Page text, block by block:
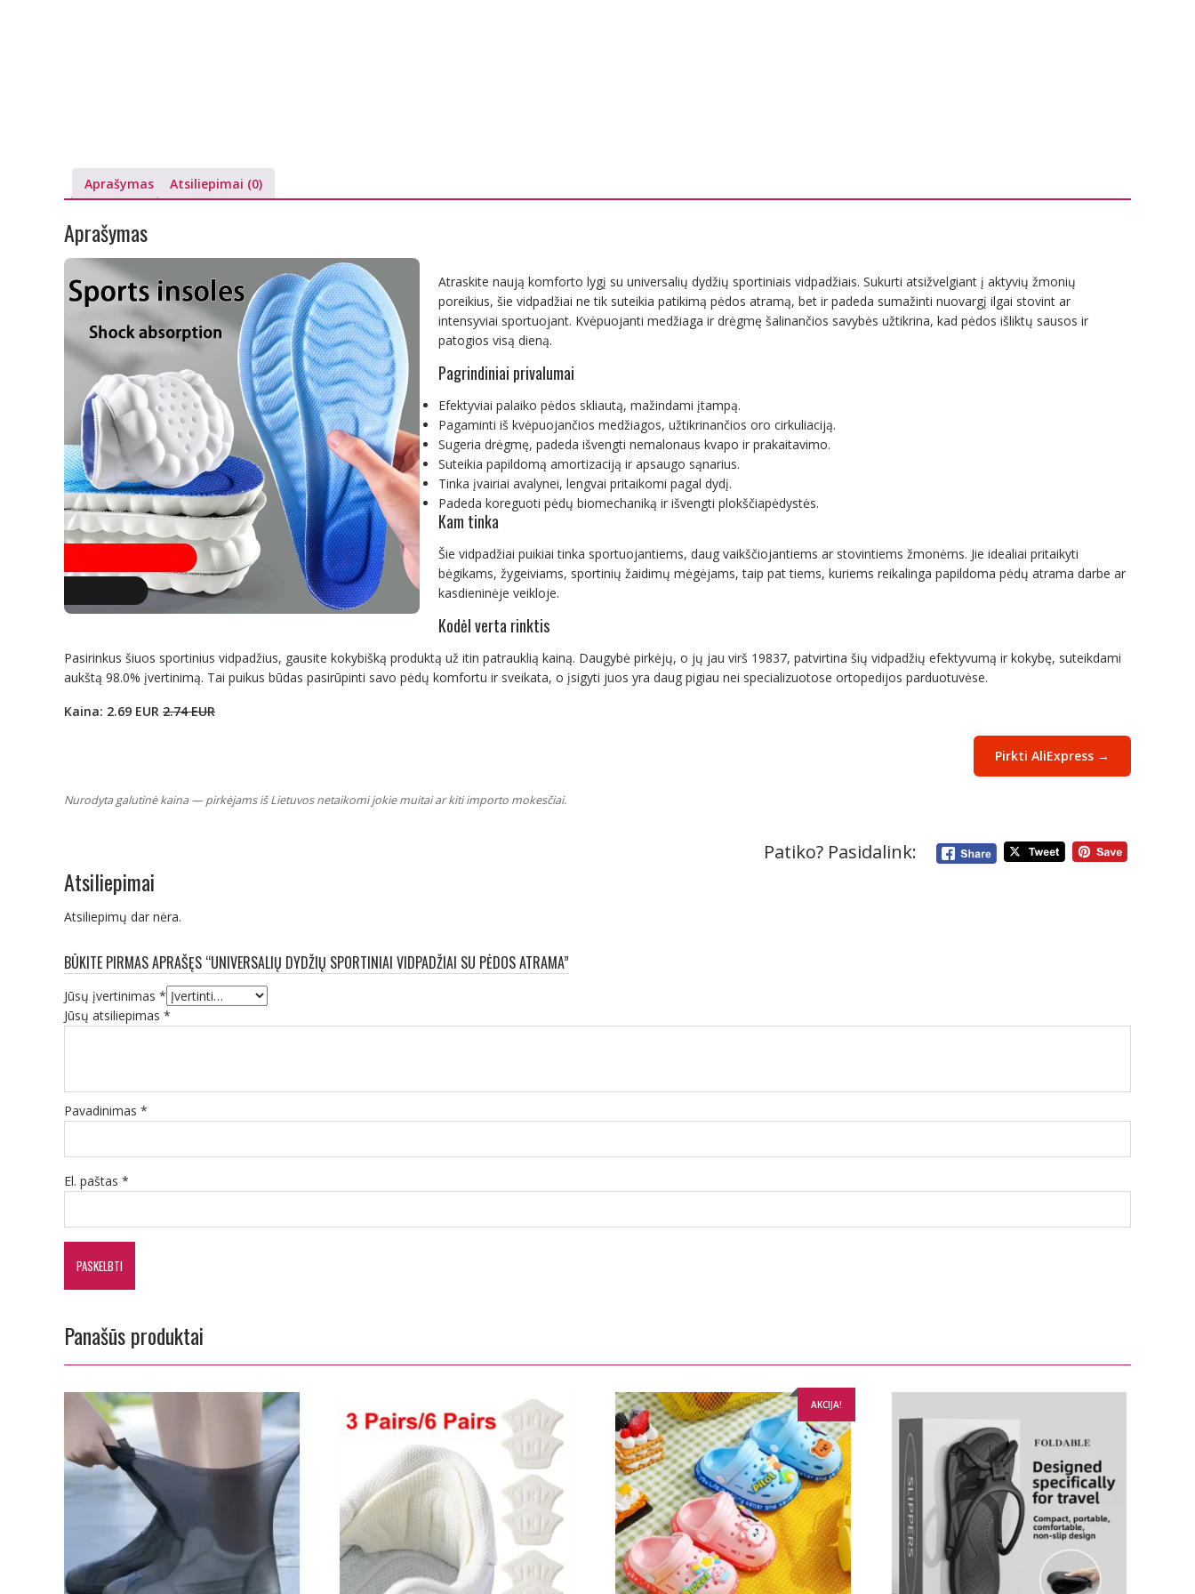
Aprašymas Atsiliepimai (0)
Aprašymas
Atraskite naują komforto lygį su universalių dydžių sportiniais vidpadžiais. Sukurti atsižvelgiant į aktyvių žmonių
poreikius, šie vidpadžiai ne tik suteikia patikimą pėdos atramą, bet ir padeda sumažinti nuovargį ilgai stovint ar
intensyviai sportuojant. Kvėpuojanti medžiaga ir drėgmę šalinančios savybės užtikrina, kad pėdos išliktų sausos ir
patogios visą dieną.
Pagrindiniai privalumai
Efektyviai palaiko pėdos skliautą, mažindami įtampą.
Pagaminti iš kvėpuojančios medžiagos, užtikrinančios oro cirkuliaciją.
Sugeria drėgmę, padeda išvengti nemalonaus kvapo ir prakaitavimo.
Suteikia papildomą amortizaciją ir apsaugo sąnarius.
Tinka įvairiai avalynei, lengvai pritaikomi pagal dydį.
Padeda koreguoti pėdų biomechaniką ir išvengti plokščiapėdystės.
Kam tinka
Šie vidpadžiai puikiai tinka sportuojantiems, daug vaikščiojantiems ar stovintiems žmonėms. Jie idealiai pritaikyti
bėgikams, žygeiviams, sportinių žaidimų mėgėjams, taip pat tiems, kuriems reikalinga papildoma pėdų atrama darbe ar
kasdieninėje veikloje.
Kodėl verta rinktis
Pasirinkus šiuos sportinius vidpadžius, gausite kokybišką produktą už itin patrauklią kainą. Daugybė pirkėjų, o jų jau virš 19837, patvirtina šių vidpadžių efektyvumą ir kokybę, suteikdami
aukštą 98.0% įvertinimą. Tai puikus būdas pasirūpinti savo pėdų komfortu ir sveikata, o įsigyti juos yra daug pigiau nei specializuotose ortopedijos parduotuvėse.
Kaina: 2.69 EUR 2.74 EUR
Pirkti AliExpress →
Nurodyta galutinė kaina — pirkėjams iš Lietuvos netaikomi jokie muitai ar kiti importo mokesčiai.
Patiko? Pasidalink:
Atsiliepimai
Atsiliepimų dar nėra.
BŪKITE PIRMAS APRAŠĘS “UNIVERSALIŲ DYDŽIŲ SPORTINIAI VIDPADŽIAI SU PĖDOS ATRAMA”
Jūsų įvertinimas *
Jūsų atsiliepimas *
Pavadinimas *
El. paštas *
Panašūs produktai
AKCIJA!